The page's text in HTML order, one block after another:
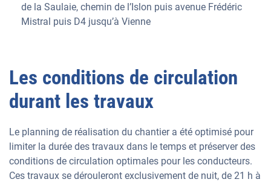
de la Saulaie, chemin de l’Islon puis avenue Frédéric
Mistral puis D4 jusqu’à Vienne
Les conditions de circulation
durant les travaux
Le planning de réalisation du chantier a été optimisé pour
limiter la durée des travaux dans le temps et préserver des
conditions de circulation optimales pour les conducteurs.
Ces travaux se dérouleront exclusivement de nuit, de 21 h à